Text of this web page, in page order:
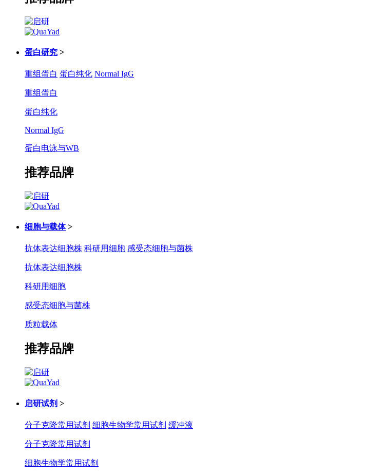
蛋白研究 >
重组蛋白 蛋白纯化 Normal IgG
重组蛋白
蛋白纯化
Normal IgG
蛋白电泳与WB
推荐品牌
细胞与载体 >
抗体表达细胞株 科研用细胞 感受态细胞与菌株
抗体表达细胞株
科研用细胞
感受态细胞与菌株
质粒载体
推荐品牌
启研试剂 >
分子克隆常用试剂 细胞生物学常用试剂 缓冲液
分子克隆常用试剂
细胞生物学常用试剂